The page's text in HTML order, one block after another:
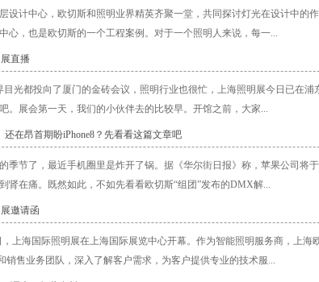
设计中心，欧切斯和照明业界精英齐聚一堂，共同探讨灯光在设计中的
心，也是欧切斯的一个工程案例。对于一个照明人来说，每一...
直播
目光都投向了厦门的金砖会议，照明行业也很忙，上海照明展今日已在
。展会第一天，我们的小伙伴去的比较早。开馆之前，大家...
在昂首期盼iPhone8？先看看这篇文章吧
季节了，最近手机圈里是炸开了锅。据《华尔街日报》称，苹果公司将
肾在痛。既然如此，不如先看看欧切斯“组团”发布的DMX解...
邀请函
，上海国际照明展在上海国际展览中心开幕。作为智能照明服务商，上
销售业务团队，深入了解客户需求，为客户提供专业的技术服...